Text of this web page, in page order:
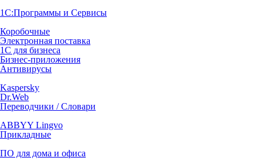
1С:Программы и Сервисы
Коробочные
Электронная поставка
1С для бизнеса
Бизнес-приложения
Антивирусы
Kaspersky
Dr.Web
Переводчики / Словари
ABBYY Lingvo
Прикладные
ПО для дома и офиса